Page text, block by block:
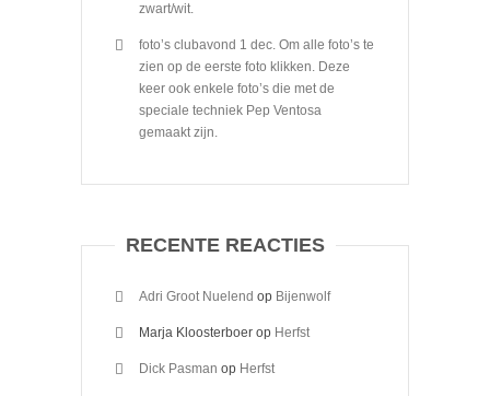
zwart/wit.
foto’s clubavond 1 dec. Om alle foto’s te
zien op de eerste foto klikken. Deze
keer ook enkele foto’s die met de
speciale techniek Pep Ventosa
gemaakt zijn.
RECENTE REACTIES
Adri Groot Nuelend op Bijenwolf
Marja Kloosterboer op Herfst
Dick Pasman op Herfst